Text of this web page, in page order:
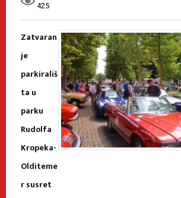
425
Zatvaran
je
parkirališ
ta u
parku
Rudolfa
Kropeka-
Olditeme
r susret